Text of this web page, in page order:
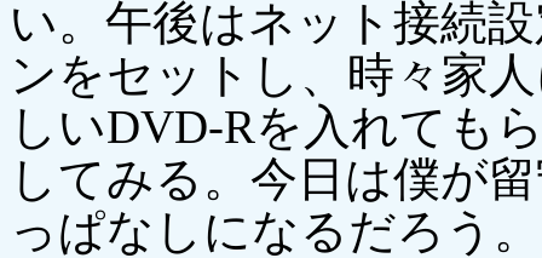
い。午後はネット接続
ンをセットし、時々家
しいDVD-Rを入れても
してみる。今日は僕が
っぱなしになるだろう。